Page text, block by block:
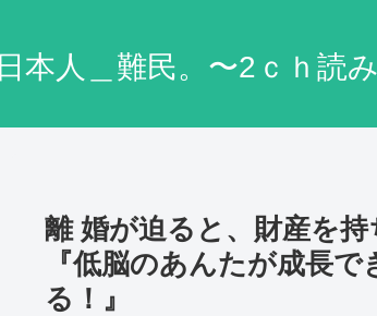
日本人＿難民。〜2ｃｈ読
離 婚が迫ると、財産を
『低脳のあんたが成長
る！』